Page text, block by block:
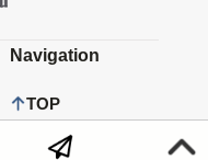
Navigation
TOP
HOME